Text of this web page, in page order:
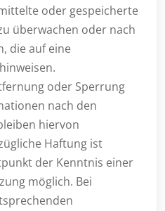
oder gespeicherte
überwachen oder nach
die auf eine
oder Sperrung
nach den
hiervon
Haftung ist
der Kenntnis einer
möglich. Bei